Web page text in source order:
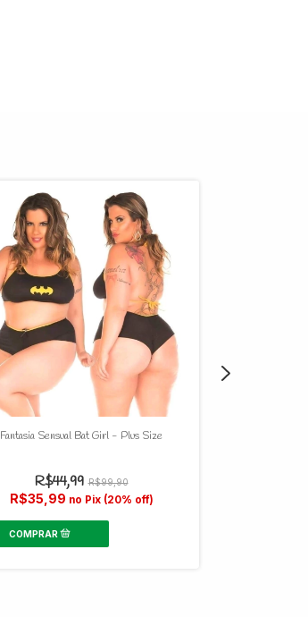
Fantasia Sensual Bat Girl - Plus Size
R$44,99 R$99,90
R$35,99 no Pix (20% off)